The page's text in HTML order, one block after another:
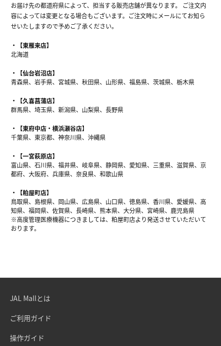
お届け先の都道府県によって、担当する販売店舗が異なります。 ご注文内
容によっては変更となる場合もございます。ご注文時にメールにてお知ら
せいたしますので予めご了承ください。
【東雁来店】
北海道
【仙台岩沼店】
青森県、岩手県、宮城県、秋田県、山形県、福島県、茨城県、栃木県
【久喜菖蒲店】
群馬県、埼玉県、新潟県、山梨県、長野県
【東府中店・横浜瀬谷店】
千葉県、東京都、神奈川県、沖縄県
【一宮萩原店】
富山県、石川県、福井県、岐阜県、静岡県、愛知県、三重県、滋賀県、京
都府、大阪府、兵庫県、奈良県、和歌山県
【粕屋町店】
鳥取県、島根県、岡山県、広島県、山口県、徳島県、香川県、愛媛県、高
知県、福岡県、佐賀県、長崎県、熊本県、大分県、宮崎県、鹿児島県
※高度管理医療機器につきましては、粕屋町店より発送させていただいて
おります。
JAL Mallとは
ご利用ガイド
操作ガイド